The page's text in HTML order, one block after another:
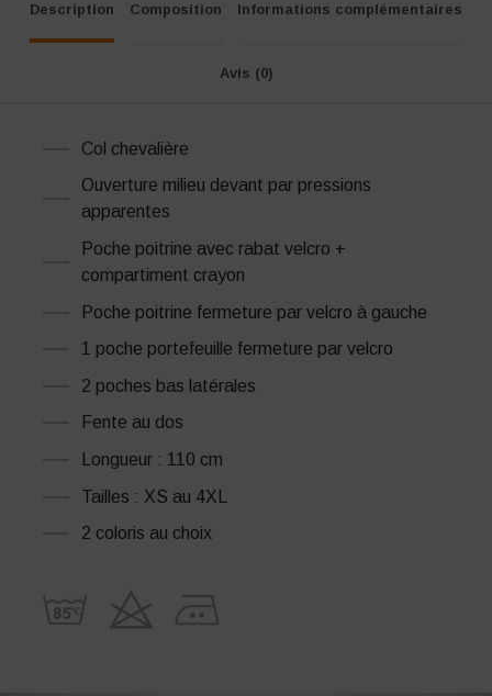
Description Composition Informations complémentaires
Avis (0)
Col chevalière
Ouverture milieu devant par pressions
apparentes
Poche poitrine avec rabat velcro +
compartiment crayon
Poche poitrine fermeture par velcro à gauche
1 poche portefeuille fermeture par velcro
2 poches bas latérales
Fente au dos
Longueur : 110 cm
Tailles : XS au 4XL
2 coloris au choix